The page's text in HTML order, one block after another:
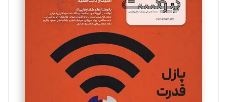
مینا پاکدل
یسنا امان‌پور
تحریریه